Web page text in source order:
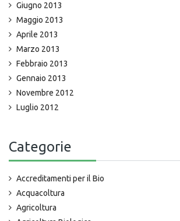
Giugno 2013
Maggio 2013
Aprile 2013
Marzo 2013
Febbraio 2013
Gennaio 2013
Novembre 2012
Luglio 2012
Categorie
Accreditamenti per il Bio
Acquacoltura
Agricoltura